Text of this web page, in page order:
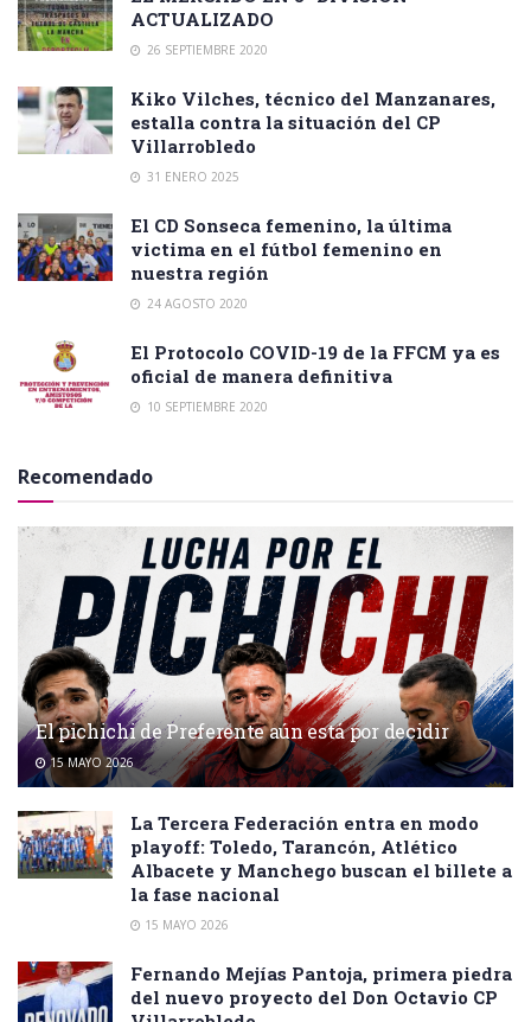
ACTUALIZADO
26 SEPTIEMBRE 2020
Kiko Vilches, técnico del Manzanares,
estalla contra la situación del CP
Villarrobledo
31 ENERO 2025
El CD Sonseca femenino, la última
victima en el fútbol femenino en
nuestra región
24 AGOSTO 2020
El Protocolo COVID-19 de la FFCM ya es
oficial de manera definitiva
10 SEPTIEMBRE 2020
Recomendado
El pichichi de Preferente aún está por decidir
15 MAYO 2026
La Tercera Federación entra en modo
playoff: Toledo, Tarancón, Atlético
Albacete y Manchego buscan el billete a
la fase nacional
15 MAYO 2026
Fernando Mejías Pantoja, primera piedra
del nuevo proyecto del Don Octavio CP